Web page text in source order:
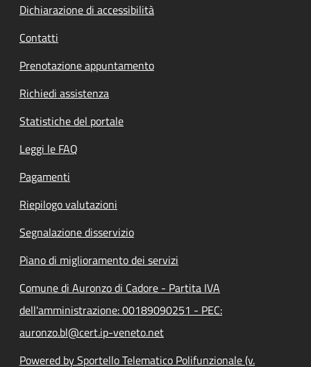
Dichiarazione di accessibilità
Contatti
Prenotazione appuntamento
Richiedi assistenza
Statistiche del portale
Leggi le FAQ
Pagamenti
Riepilogo valutazioni
Segnalazione disservizio
Piano di miglioramento dei servizi
Comune di Auronzo di Cadore - Partita IVA
dell'amministrazione: 00189090251 - PEC:
auronzo.bl@cert.ip-veneto.net
Powered by Sportello Telematico Polifunzionale (v.